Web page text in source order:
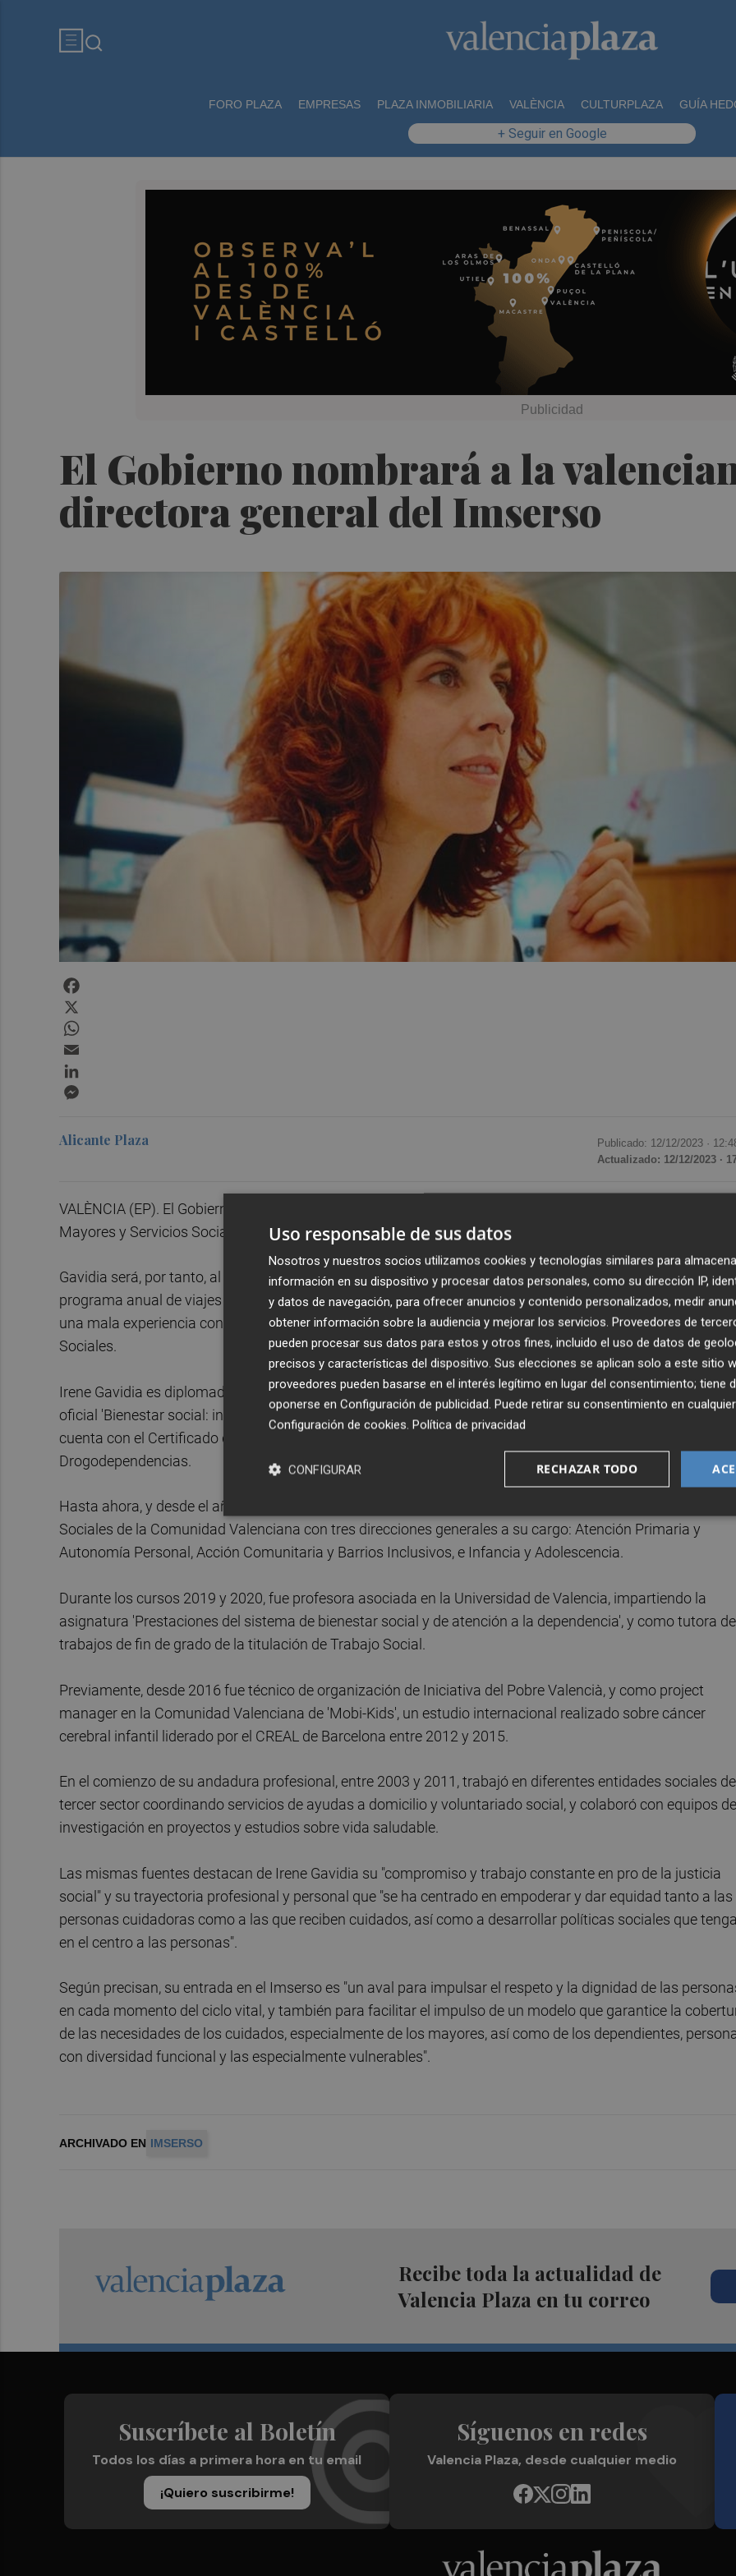
FORO PLAZA EMPRESAS PLAZA INMOBILIARIA VALÈNCIA CULTURPLAZA GUÍA
+ Seguir en Google
El Gobierno nombrará a la
directora general del Imserso
Alicante Plaza Publicado: 12/12/2023 ·
Actualizado: 12/12/2023 ·
VALÈNCIA (EP). El Gobierno nombrará a la valenciana
Mayores y Servicios Sociales (Imserso), según han avanzado fuentes ministeriales.
Gavidia será, por tanto, al interlocutora de los empresarios hoteleros a la hora de establecer los precios del
programa anual de viajes del Imserso, un asunto muy sensible para el sector turístico valenciano, que
una mala experiencia con el anterior Gobierno, en el que Ione Belarraocupaba la cartera de Derechos
Sociales.
Irene Gavidia es diplomada en Trabajo Social por la Universitat de València, donde también cursó el
oficial 'Bienestar social: intervención individual familiar y grupal', especializado en dependencia. Además,
cuenta con el Certificado de Aptitud Pedagógica (CAP) y con la especialización de Trabajo Social en
Drogodependencias.
Hasta ahora, y desde el año 2020, trabajaba en la Secretaría Autonómica de Atención Primaria y Servicios
Sociales de la Comunidad Valenciana con tres direcciones generales a su cargo: Atención Primaria y
Autonomía Personal, Acción Comunitaria y Barrios Inclusivos, e Infancia y Adolescencia.
Durante los cursos 2019 y 2020, fue profesora asociada en la Universidad de Valencia, impartiendo la
asignatura 'Prestaciones del sistema de bienestar social y de atención a la dependencia', y como tutora de
trabajos de fin de grado de la titulación de Trabajo Social.
Previamente, desde 2016 fue técnico de organización de Iniciativa del Pobre Valencià, y como project
manager en la Comunidad Valenciana de 'Mobi-Kids', un estudio internacional realizado sobre cáncer
cerebral infantil liderado por el CREAL de Barcelona entre 2012 y 2015.
En el comienzo de su andadura profesional, entre 2003 y 2011, trabajó en diferentes entidades sociales del
tercer sector coordinando servicios de ayudas a domicilio y voluntariado social, y colaboró con equipos de
investigación en proyectos y estudios sobre vida saludable.
Las mismas fuentes destacan de Irene Gavidia su "compromiso y trabajo constante en pro de la justicia
social" y su trayectoria profesional y personal que "se ha centrado en empoderar y dar equidad tanto a las
personas cuidadoras como a las que reciben cuidados, así como a desarrollar políticas sociales que
en el centro a las personas".
Según precisan, su entrada en el Imserso es "un aval para impulsar el respeto y la dignidad de las
en cada momento del ciclo vital, y también para facilitar el impulso de un modelo que garantice la
de las necesidades de los cuidados, especialmente de los mayores, así como de los dependientes,
con diversidad funcional y las especialmente vulnerables".
ARCHIVADO EN IMSERSO
Recibe toda la actualidad de
Valencia Plaza en tu correo
Suscríbete al Boletín
Todos los días a primera hora en tu email
¡Quiero suscribirme!
Síguenos en redes
Valencia Plaza, desde cualquier medio
Uso responsable de sus datos
Nosotros y nuestros socios utilizamos cookies y tecnologías similares para
información en su dispositivo y procesar datos personales, como su dirección IP,
y datos de navegación, para ofrecer anuncios y contenido personalizados, medir
obtener información sobre la audiencia y mejorar los servicios. Proveedores de
pueden procesar sus datos para estos y otros fines, incluido el uso de datos de
precisos y características del dispositivo. Sus elecciones se aplican solo a este sitio
proveedores pueden basarse en el interés legítimo en lugar del consentimiento; tiene
oponerse en Configuración de publicidad. Puede retirar su consentimiento en
Configuración de cookies. Política de privacidad
RECHAZAR TODO
CONFIGURAR